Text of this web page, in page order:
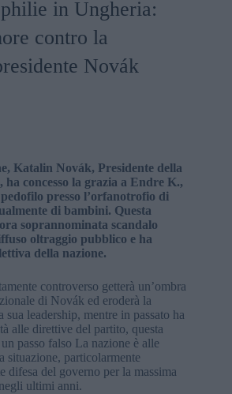
in Ungheria:
contro la
Novák
Katalin Novák, Presidente della
ha concesso la grazia a Endre K.,
presso l’orfanotrofio di
di bambini. Questa
soprannominata scandalo
oltraggio pubblico e ha
della nazione.
controverso getterà un’ombra
di Novák ed eroderà la
leadership, mentre in passato ha
alle direttive del partito, questa
passo falso La nazione è alle
situazione, particolarmente
difesa del governo per la massima
ultimi anni.